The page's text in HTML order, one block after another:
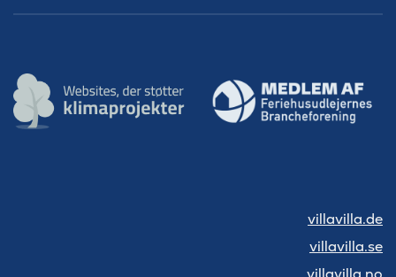
villavilla.de
villavilla.se